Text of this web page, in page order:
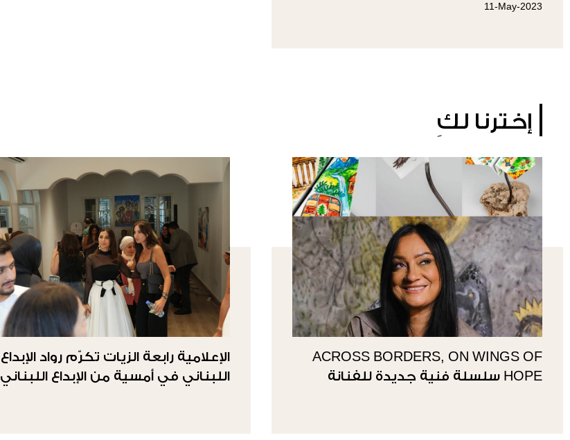
11-May-2023
إخترنا لكِ
ACROSS BORDERS, ON WINGS OF
HOPE سلسلة فنية جديدة للفنانة
الإعلامية رابعة الزيات تكرّم رواد الإبداع
اللبناني في أمسية من الإبداع اللبناني